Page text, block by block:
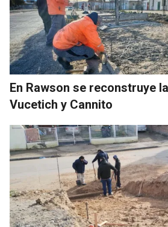
En Rawson se reconstruye
Vucetich y Cannito